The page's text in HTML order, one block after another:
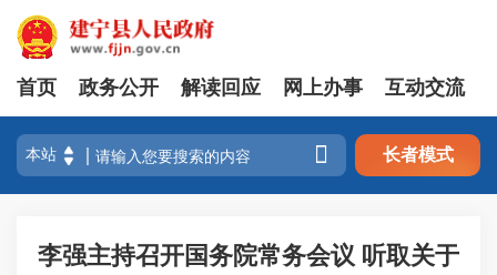
首页 政务公开 解读回应 网上办事 互动交流
 长者模式
李强主持召开国务院常务会议 听取关于